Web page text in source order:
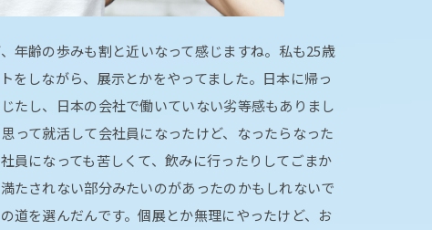
年齢の歩みも割と近いなって感じますね。私も25歳
をしながら、展示とかをやってました。日本に帰っ
たし、日本の会社で働いていない劣等感もありまし
って就活して会社員になったけど、なったらなった
員になっても苦しくて、飲みに行ったりしてごまか
たされない部分みたいのがあったのかもしれないで
道を選んだんです。個展とか無理にやったけど、お